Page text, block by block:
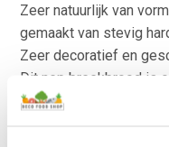
Zeer natuurlijk van
gemaakt van stevig
Zeer decoratief en
Dit nep breekbrood is
nepbroden te